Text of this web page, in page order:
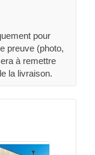
pour
preuve (photo,
à remettre
la livraison.